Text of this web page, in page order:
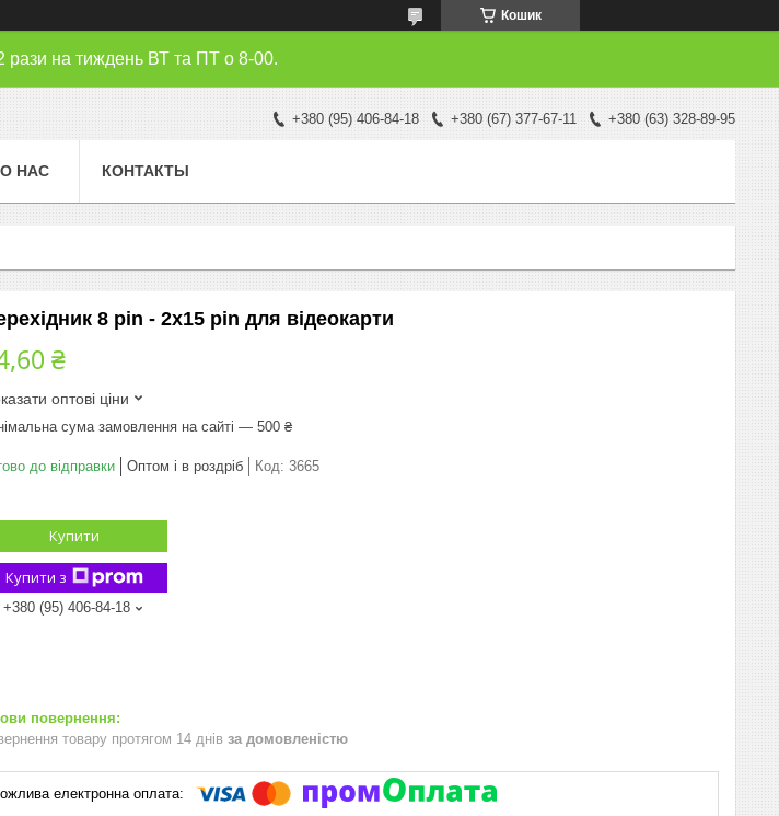
Кошик
рази на тиждень ВТ та ПТ о 8-00.
+380 (95) 406-84-18 +380 (67) 377-67-11 +380 (63) 328-89-95
О НАС КОНТАКТЫ
8 pin - 2х15 pin для відеокарти
₴
оптові ціни
сума замовлення на сайті — 500 ₴
до відправки Оптом і в роздріб Код: 3665
Купити
Купити з
+380 (95) 406-84-18
товару протягом 14 днів за домовленістю